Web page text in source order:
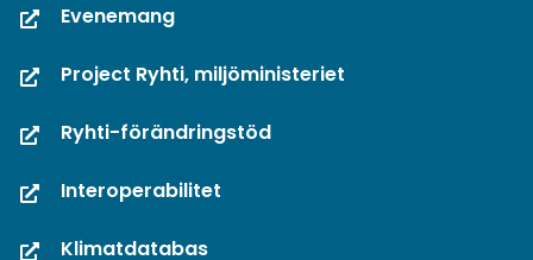
Evenemang
Project Ryhti, miljöministeriet
Ryhti-förändringstöd
Interoperabilitet
Klimatdatabas